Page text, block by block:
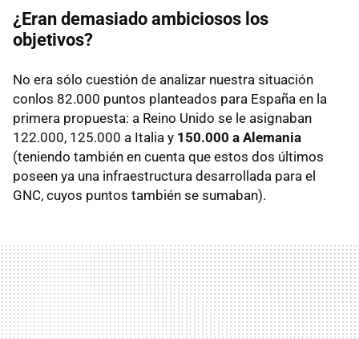
¿Eran demasiado ambiciosos los
objetivos?
No era sólo cuestión de analizar nuestra situación
conlos 82.000 puntos planteados para España en la
primera propuesta: a Reino Unido se le asignaban
122.000, 125.000 a Italia y 150.000 a Alemania
(teniendo también en cuenta que estos dos últimos
poseen ya una infraestructura desarrollada para el
GNC, cuyos puntos también se sumaban).